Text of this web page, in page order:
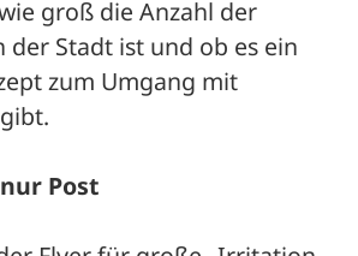
groß die Anzahl der
der Stadt ist und ob es ein
zum Umgang mit
Post